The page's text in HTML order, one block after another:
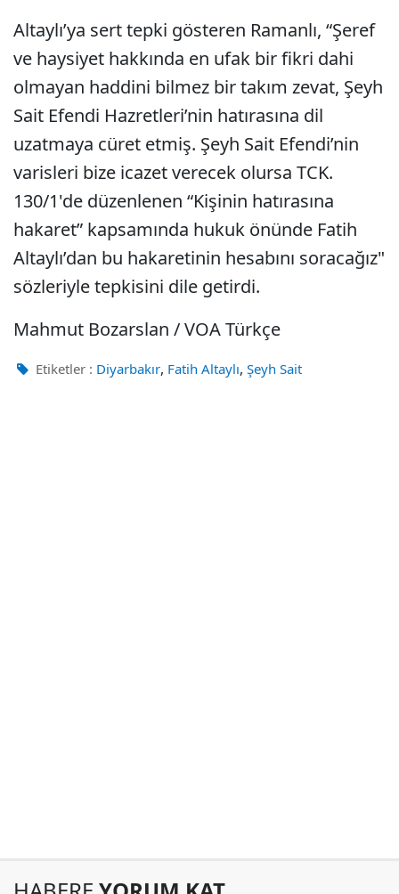
Altaylı’ya sert tepki gösteren Ramanlı, “Şeref
ve haysiyet hakkında en ufak bir fikri dahi
olmayan haddini bilmez bir takım zevat, Şeyh
Sait Efendi Hazretleri’nin hatırasına dil
uzatmaya cüret etmiş. Şeyh Sait Efendi’nin
varisleri bize icazet verecek olursa TCK.
130/1'de düzenlenen “Kişinin hatırasına
hakaret” kapsamında hukuk önünde Fatih
Altaylı’dan bu hakaretinin hesabını soracağız"
sözleriyle tepkisini dile getirdi.
Mahmut Bozarslan / VOA Türkçe
Etiketler : Diyarbakır, Fatih Altaylı, Şeyh Sait